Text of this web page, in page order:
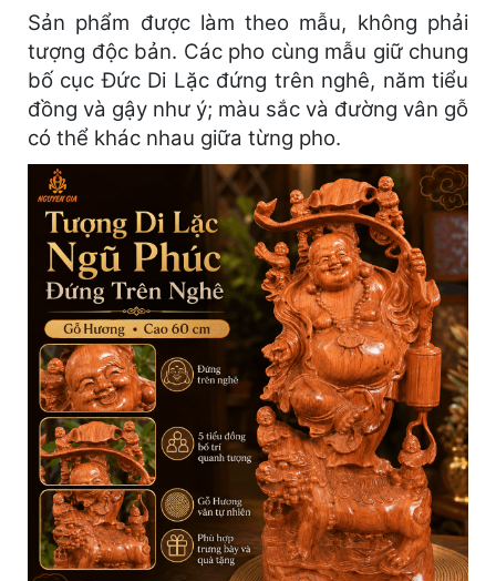
Sản phẩm được làm theo mẫu, không phải
tượng độc bản. Các pho cùng mẫu giữ chung
bố cục Đức Di Lặc đứng trên nghê, năm tiểu
đồng và gậy như ý; màu sắc và đường vân gỗ
có thể khác nhau giữa từng pho.